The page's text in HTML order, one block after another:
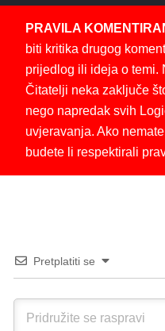
PRAVILA
biti kritika drugog
prijedlog ili ideja o temi.
Čitatelji neka zaključe
nego napredak svih
uvjeravanja. Ako
budete li respektirali
Pretplatiti se